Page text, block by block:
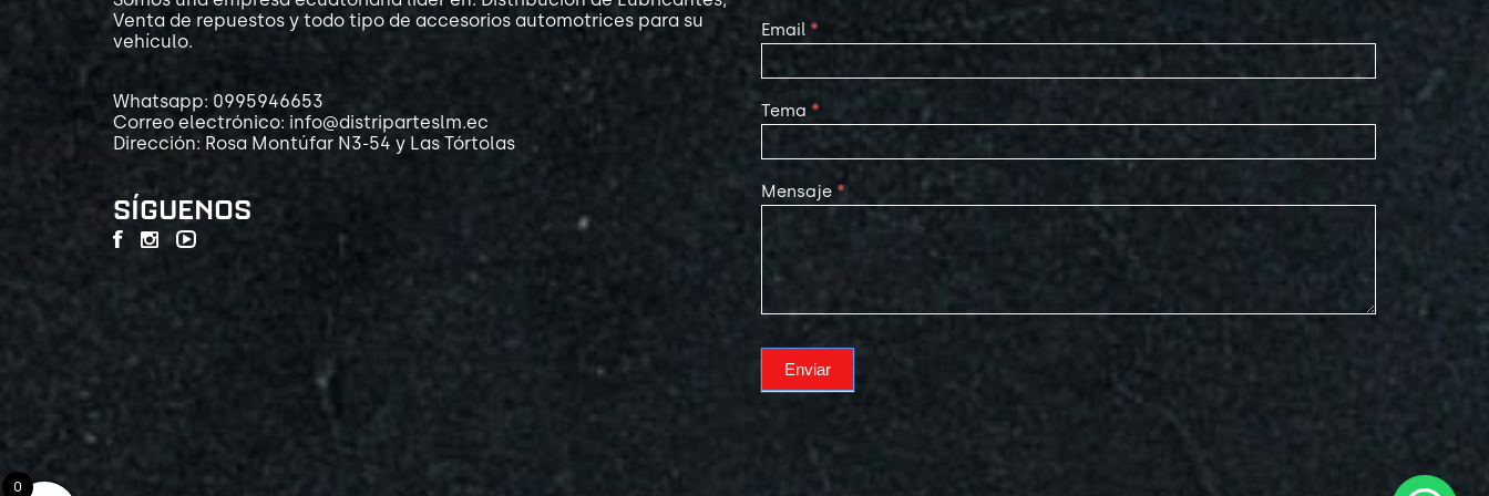
Venta de repuestos y todo tipo de accesorios automotrices para su
vehículo.
Whatsapp: 0995946653
Correo electrónico: info@distriparteslm.ec
Dirección: Rosa Montúfar N3-54 y Las Tórtolas
SÍGUENOS
Email *
Tema *
Mensaje *
Enviar
0